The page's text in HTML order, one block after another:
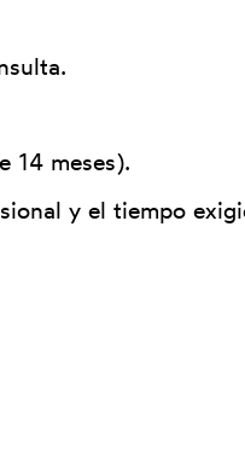
14 meses).
y el tiempo